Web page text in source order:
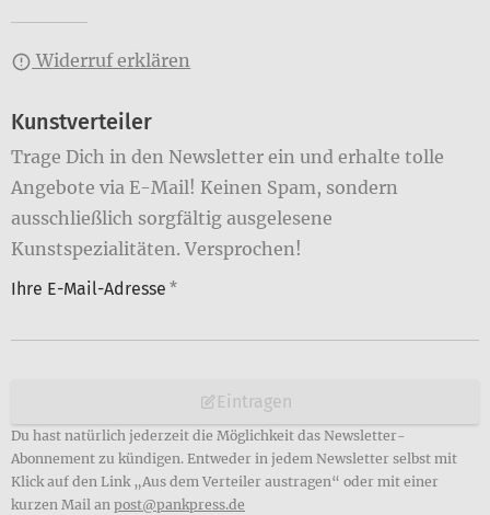
Widerruf erklären
Kunstverteiler
Trage Dich in den Newsletter ein und erhalte tolle
Angebote via E-Mail! Keinen Spam, sondern
ausschließlich sorgfältig ausgelesene
Kunstspezialitäten. Versprochen!
Ihre E-Mail-Adresse *
Eintragen
Du hast natürlich jederzeit die Möglichkeit das Newsletter-
Abonnement zu kündigen. Entweder in jedem Newsletter selbst mit
Klick auf den Link „Aus dem Verteiler austragen“ oder mit einer
kurzen Mail an post@pankpress.de